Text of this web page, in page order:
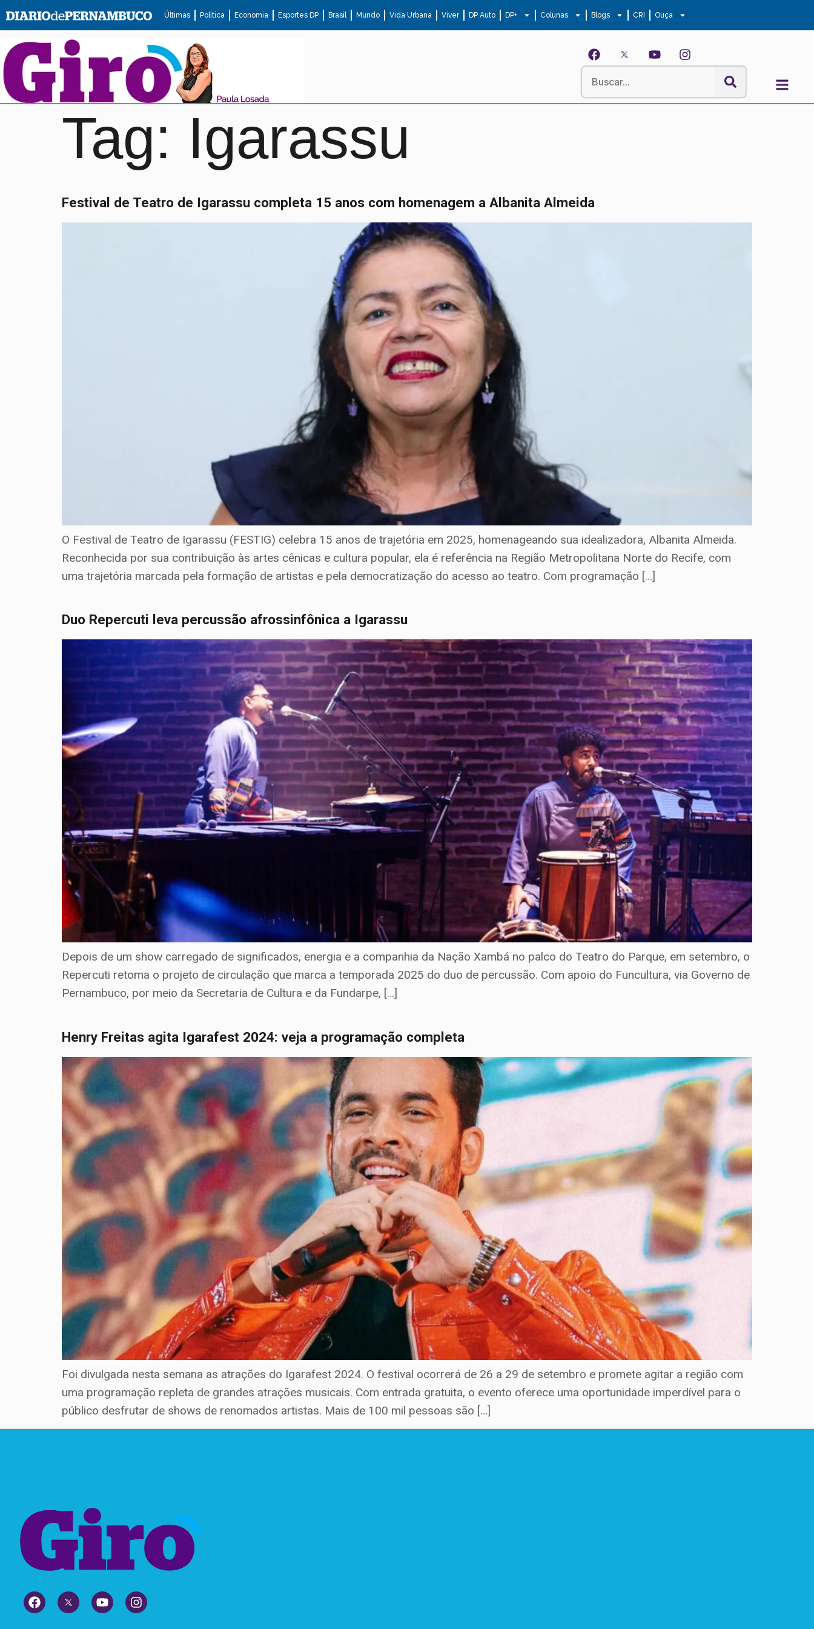
Últimas Política Economia Esportes DP Brasil Mundo Vida Urbana Viver DP Auto DP+ Colunas Blogs CRI Ouça
Tag: Igarassu
Festival de Teatro de Igarassu completa 15 anos com homenagem a Albanita Almeida
O Festival de Teatro de Igarassu (FESTIG) celebra 15 anos de trajetória em 2025, homenageando sua idealizadora, Albanita Almeida.
Reconhecida por sua contribuição às artes cênicas e cultura popular, ela é referência na Região Metropolitana Norte do Recife, com
uma trajetória marcada pela formação de artistas e pela democratização do acesso ao teatro. Com programação […]
Duo Repercuti leva percussão afrossinfônica a Igarassu
Depois de um show carregado de significados, energia e a companhia da Nação Xambá no palco do Teatro do Parque, em setembro, o
Repercuti retoma o projeto de circulação que marca a temporada 2025 do duo de percussão. Com apoio do Funcultura, via Governo de
Pernambuco, por meio da Secretaria de Cultura e da Fundarpe, […]
Henry Freitas agita Igarafest 2024: veja a programação completa
Foi divulgada nesta semana as atrações do Igarafest 2024. O festival ocorrerá de 26 a 29 de setembro e promete agitar a região com
uma programação repleta de grandes atrações musicais. Com entrada gratuita, o evento oferece uma oportunidade imperdível para o
público desfrutar de shows de renomados artistas. Mais de 100 mil pessoas são […]